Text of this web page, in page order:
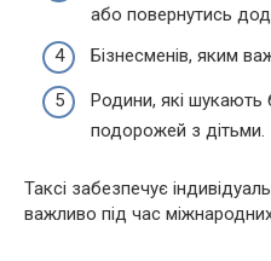
або повернутись
Бізнесменів, яким
Родини, які шукають
подорожей з дітьми.
Таксі забезпечує
важливо під час